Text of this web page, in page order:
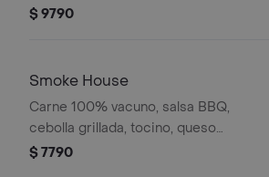
cheddar y salsa CBO en pan de papa.
$ 9790
Smoke House
Carne 100% vacuno, salsa BBQ,
cebolla grillada, tocino, queso
cheddar y salsa CBO en pan de papa.
$ 7790